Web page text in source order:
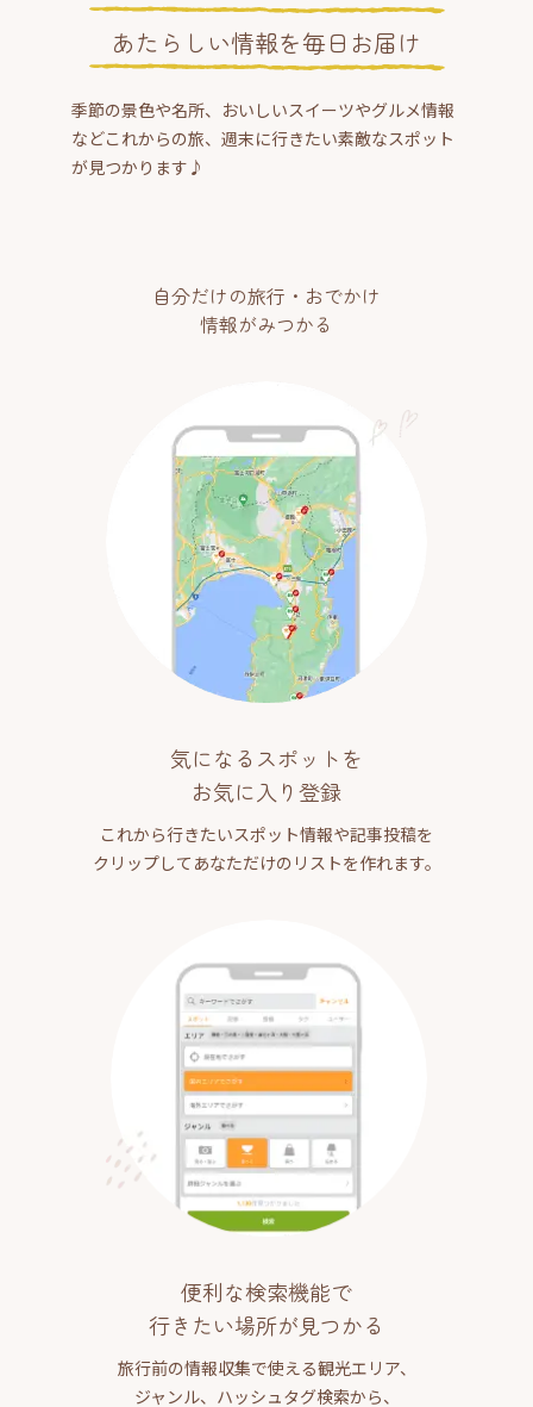
あたらしい情報を毎日お届け
季節の景色や名所、おいしいスイーツやグルメ情報
などこれからの旅、週末に行きたい素敵なスポット
が見つかります♪
自分だけの旅行・おでかけ
情報がみつかる
気になるスポットを
お気に入り登録
これから行きたいスポット情報や記事投稿を
クリップしてあなただけのリストを作れます。
便利な検索機能で
行きたい場所が見つかる
旅行前の情報収集で使える観光エリア、
ジャンル、ハッシュタグ検索から、